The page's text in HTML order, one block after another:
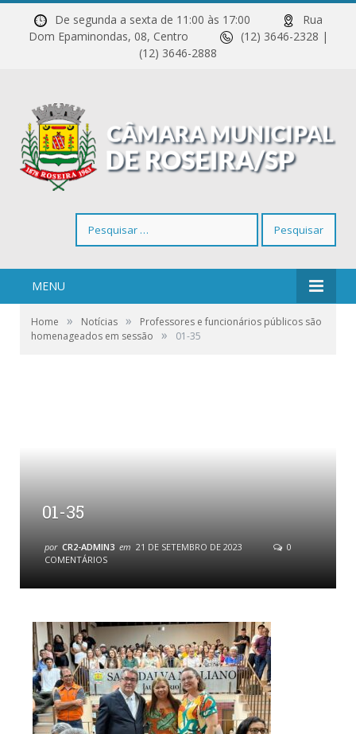
De segunda a sexta de 11:00 às 17:00
Rua
Dom Epaminondas, 08, Centro
(12) 3646-2328 |
(12) 3646-2888
por:
MENU
Home » Notícias »
Professores e funcionários públicos são
homenageados em sessão
» 01-35
01-35
por CR2-ADMIN3 em 21 DE SETEMBRO DE 2023
0
COMENTÁRIOS